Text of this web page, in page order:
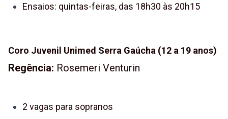
Ensaios: quintas-feiras, das 18h30 às 20h15
Coro Juvenil Unimed Serra Gaúcha (12 a 19 anos)
Regência: Rosemeri Venturin
2 vagas para sopranos